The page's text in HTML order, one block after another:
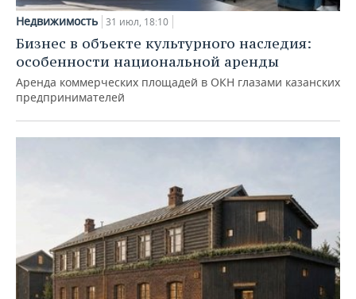
Недвижимость 31 июл, 18:10
Бизнес в объекте культурного наследия:
особенности национальной аренды
Аренда коммерческих площадей в ОКН глазами казанских
предпринимателей